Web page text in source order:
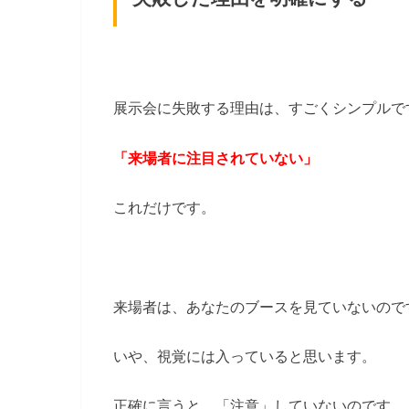
展示会に失敗する理由は、すごくシンプルで
「来場者に注目されていない」
これだけです。
来場者は、あなたのブースを見ていないので
いや、視覚には入っていると思います。